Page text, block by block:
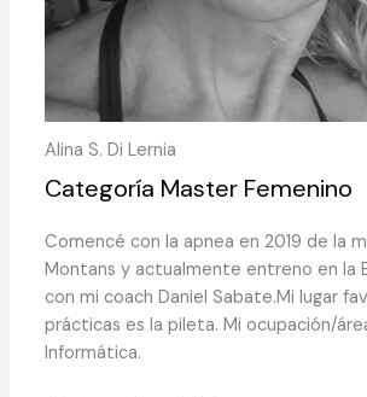
Alina S. Di Lernia
Categoría Master Femenino
Comencé con la apnea en 2019 de la
Montans y actualmente entreno en la
con mi coach Daniel Sabate.Mi lugar
prácticas es la pileta. Mi ocupación/
Informática.